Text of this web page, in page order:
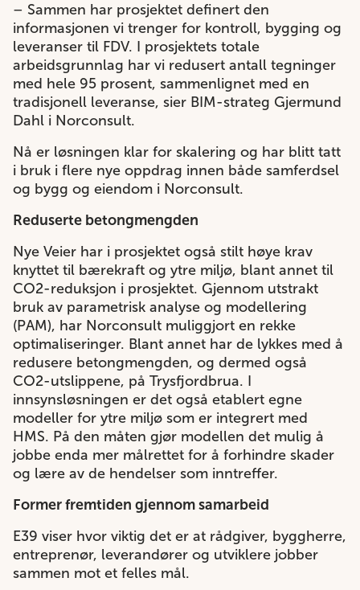
– Sammen har prosjektet definert den
informasjonen vi trenger for kontroll, bygging og
leveranser til FDV. I prosjektets totale
arbeidsgrunnlag har vi redusert antall tegninger
med hele 95 prosent, sammenlignet med en
tradisjonell leveranse, sier BIM-strateg Gjermund
Dahl i Norconsult.
Nå er løsningen klar for skalering og har blitt tatt
i bruk i flere nye oppdrag innen både samferdsel
og bygg og eiendom i Norconsult.
Reduserte betongmengden
Nye Veier har i prosjektet også stilt høye krav
knyttet til bærekraft og ytre miljø, blant annet til
CO2-reduksjon i prosjektet. Gjennom utstrakt
bruk av parametrisk analyse og modellering
(PAM), har Norconsult muliggjort en rekke
optimaliseringer. Blant annet har de lykkes med å
redusere betongmengden, og dermed også
CO2-utslippene, på Trysfjordbrua. I
innsynsløsningen er det også etablert egne
modeller for ytre miljø som er integrert med
HMS. På den måten gjør modellen det mulig å
jobbe enda mer målrettet for å forhindre skader
og lære av de hendelser som inntreffer.
Former fremtiden gjennom samarbeid
E39 viser hvor viktig det er at rådgiver, byggherre,
entreprenør, leverandører og utviklere jobber
sammen mot et felles mål.